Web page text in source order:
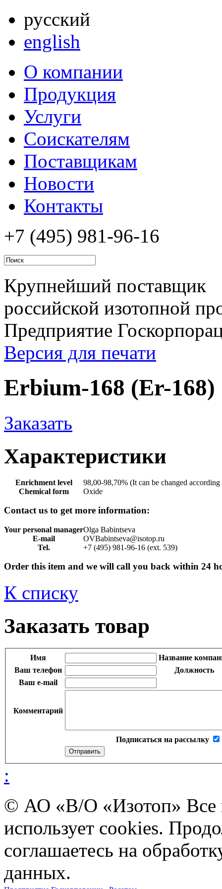
русский
english
О компании
Продукция
Услуги
Соискателям
Поставщикам
Новости
Контакты
+7 (495) 981-96-16
Крупнейший поставщик
российской изотопной
Предприятие
Версия для печати
Erbium-168 (Er-168)
Заказать
Характеристики
Enrichment level
98,00-98,70% (It can be changed
Chemical form
Oxide
Contact us to get more information:
Your personal managerOlga Babintseva
E-mail
OVBabintseva@isotop.ru
Tel.
+7 (495) 981-96-16 (ext. 539)
Order this item and we will call you back within 24
К списку
Заказать товар
Имя
Название
Ваш телефон
Должность
Ваш e-mail
Комментарий
Подписаться на рассылку
:
© АО «В/О «Изотоп» Все
использует cookies.
соглашаетесь на
данных.